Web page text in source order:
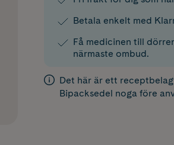
Betala enkelt med
Få medicinen till
närmaste ombud.
Det här är ett
Bipacksedel noga före